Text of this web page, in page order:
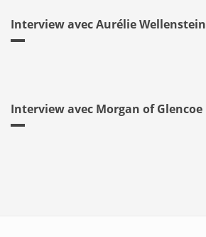
Interview avec Aurélie Wellenstein
Interview avec Morgan of Glencoe